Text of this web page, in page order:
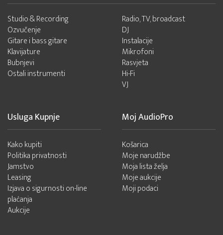
Studio & Recording
Ozvučenje
Gitare i bass gitare
Klavijature
Bubnjevi
Ostali instrumenti
Radio, TV, broadcast
DJ
Instalacije
Mikrofoni
Rasvjeta
Hi-Fi
VJ
Usluga Kupnje
Kako kupiti
Politika privatnosti
Jamstvo
Leasing
Izjava o sigurnosti on-line
plaćanja
Aukcije
Moj AudioPro
Košarica
Moje narudžbe
Moja lista želja
Moje aukcije
Moji podaci